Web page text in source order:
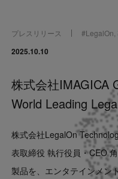
Service
News
LegalOn Now
プレスリリース #LegalOn
2025.10.10
株式会社IMAGICA
World Leading
株式会社LegalOn
表取締役 執行役員・CEO
製品を、エンタテインメン